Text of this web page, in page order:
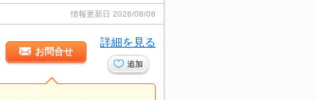
情報更新日 2026/08/08
お問合せ
詳細を見る
追加